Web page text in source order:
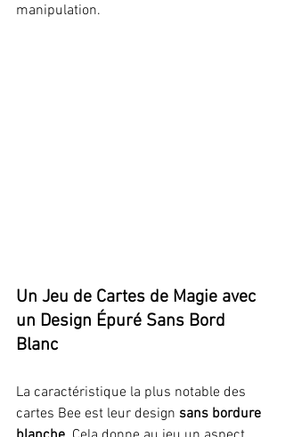
manipulation.
Un Jeu de Cartes de Magie avec
un Design Épuré Sans Bord
Blanc
La caractéristique la plus notable des
cartes Bee est leur design sans bordure